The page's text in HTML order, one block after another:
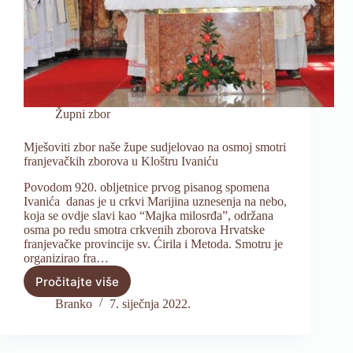
Župni zbor
Mješoviti zbor naše župe sudjelovao na osmoj smotri
franjevačkih zborova u Kloštru Ivaniću
Povodom 920. obljetnice prvog pisanog spomena
Ivanića danas je u crkvi Marijina uznesenja na nebo,
koja se ovdje slavi kao “Majka milosrđa”, održana
osma po redu smotra crkvenih zborova Hrvatske
franjevačke provincije sv. Ćirila i Metoda. Smotru je
organizirao fra…
Pročitajte više
Mješoviti
zbor
Branko 7. siječnja 2022.